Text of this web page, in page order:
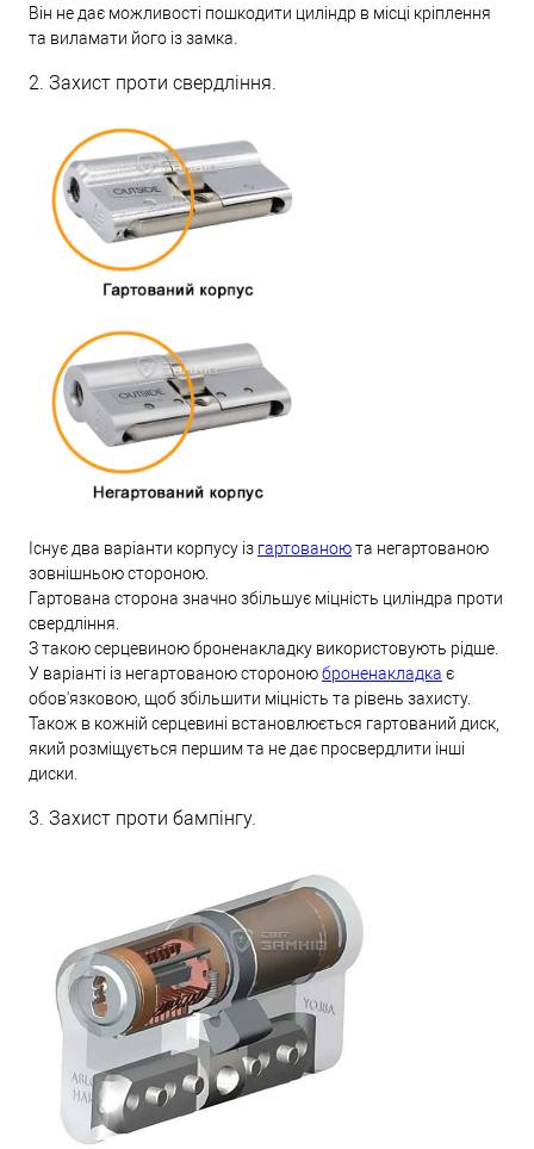
Він не дає можливості пошкодити циліндр в місці кріплення
та виламати його із замка.
2. Захист проти свердління.
Існує два варіанти корпусу із гартованоюта негартованою
зовнішньою стороною.
Гартована сторона значно збільшує міцність циліндра проти
свердління.
З такою серцевиною броненакладку використовують рідше.
У варіанті із негартованою стороноюброненакладка є
обов'язковою, щоб збільшити міцність та рівень захисту.
Також в кожній серцевині встановлюється гартований диск,
який розміщується першим та не дає просвердлити інші
диски.
3. Захист проти бампінгу.